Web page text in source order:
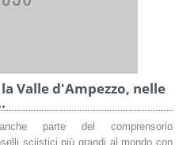
Valle d'Ampezzo, nelle
parte del comprensorio
sciistici più grandi al mondo con